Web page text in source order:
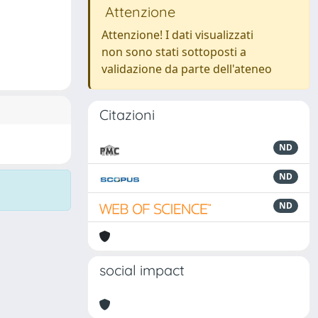
Attenzione
Attenzione! I dati visualizzati
non sono stati sottoposti a
validazione da parte dell'ateneo
Citazioni
ND
ND
ND
social impact